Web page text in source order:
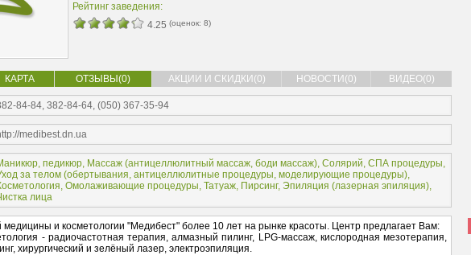
Рейтинг заведения:
4.25 (оценок: 8)
КАРТА ОТЗЫВЫ(0) АКЦИИ И СКИДКИ(0) НОВОСТИ(0) ВИДЕО(0)
84-84, 382-84-64, (050) 367-35-94
medibest.dn.ua
педикюр, Массаж (антицеллюлитный массаж, боди массаж), Солярий, СПА процедуры,
за телом (обертывания, антицеллюлитные процедуры, моделирующие процедуры),
, Омолаживающие процедуры, Татуаж, Пирсинг, Эпиляция (лазерная эпиляция),
лица
медицины и косметологии "Медибест" более 10 лет на рынке красоты. Центр предлагает Вам:
- радиочастотная терапия, алмазный пилинг, LPG-массаж, кислородная мезотерапия,
хирургический и зелёный лазер, электроэпиляция.